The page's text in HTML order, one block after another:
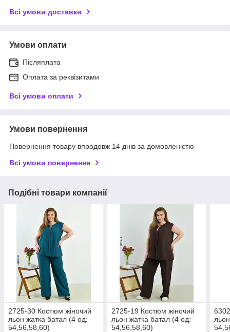
Всі умови доставки
Умови оплати
Післяплата
Оплата за реквізитами
Всі умови оплати
Умови повернення
Повернення товару впродовж 14 днів за домовленістю
Всі умови повернення
Подібні товари компанії
2725-30 Костюм жіночий
льон жатка батал (4 од:
54,56,58,60)
2725-19 Костюм жіночий
льон жатка батал (4 од:
54,56,58,60)